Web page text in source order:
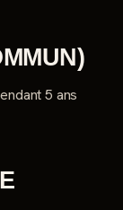
5 ans